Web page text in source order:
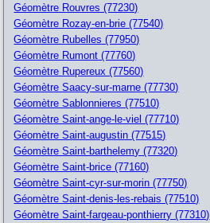
Géomètre Rouvres (77230)
Géomètre Rozay-en-brie (77540)
Géomètre Rubelles (77950)
Géomètre Rumont (77760)
Géomètre Rupereux (77560)
Géomètre Saacy-sur-marne (77730)
Géomètre Sablonnieres (77510)
Géomètre Saint-ange-le-viel (77710)
Géomètre Saint-augustin (77515)
Géomètre Saint-barthelemy (77320)
Géomètre Saint-brice (77160)
Géomètre Saint-cyr-sur-morin (77750)
Géomètre Saint-denis-les-rebais (77510)
Géomètre Saint-fargeau-ponthierry (77310)